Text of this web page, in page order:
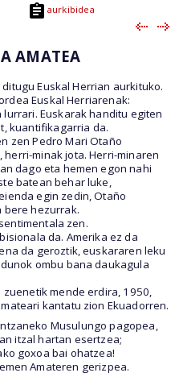
aurkibidea
AMATEA
Euskal Herrian aurkituko.
Euskal Herriarenak:
Euskarak handitu egiten
kuantifikagarria da.
zen Pedro Mari Otaño
minak jota. Herri-minaren
dago eta hemen egon nahi
batean behar luke,
egin zedin, Otaño
bere hezurrak.
zen.
da. Amerika ez da
da geroztik, euskararen leku
ombu bana daukagula
mende erdira, 1950,
kantatu zion Ekuadorren.
Musulungo pagopea,
itzal hartan esertzea;
goxoa bai ohatzea!
Amateren gerizpea.